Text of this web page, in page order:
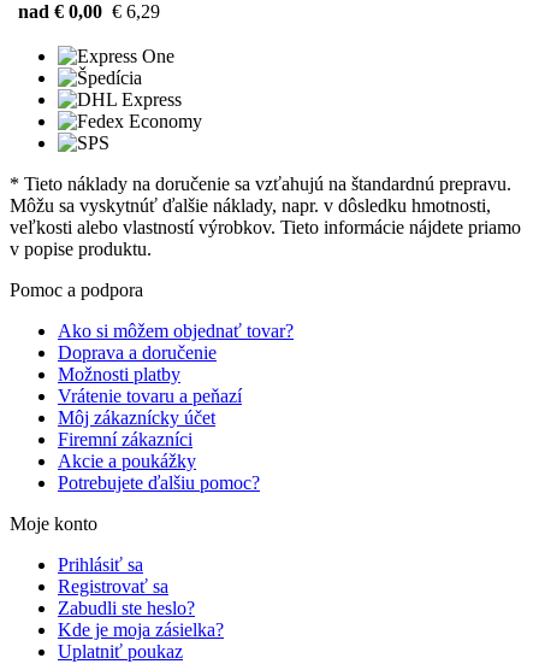
nad € 0,00 € 6,29
* Tieto náklady na doručenie sa vzťahujú na štandardnú prepravu.
Môžu sa vyskytnúť ďalšie náklady, napr. v dôsledku hmotnosti,
veľkosti alebo vlastností výrobkov. Tieto informácie nájdete priamo
v popise produktu.
Pomoc a podpora
Ako si môžem objednať tovar?
Doprava a doručenie
Možnosti platby
Vrátenie tovaru a peňazí
Môj zákaznícky účet
Firemní zákazníci
Akcie a poukážky
Potrebujete ďalšiu pomoc?
Moje konto
Prihlásiť sa
Registrovať sa
Zabudli ste heslo?
Kde je moja zásielka?
Uplatniť poukaz